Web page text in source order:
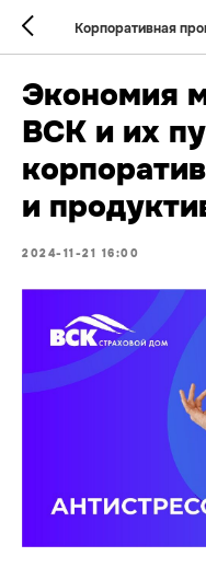
Корпоративная
Экономия
ВСК и их
и
2024-11-21 16:00